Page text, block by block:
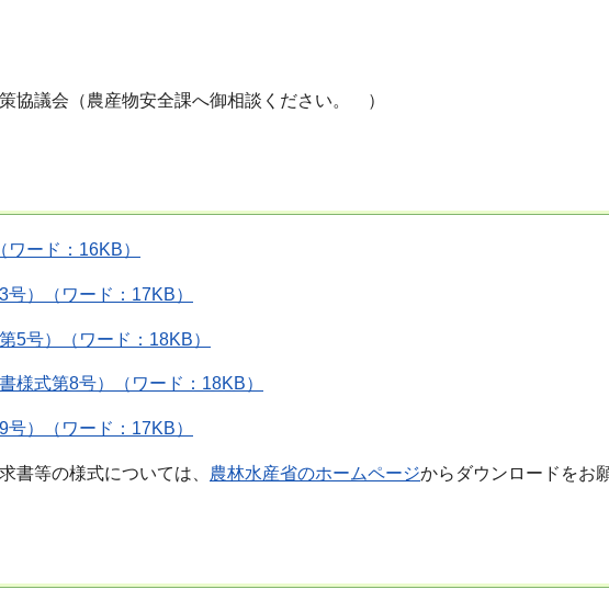
協議会（農産物安全課へ御相談ください。 ）
ード：16KB）
）（ワード：17KB）
5号）（ワード：18KB）
様式第8号）（ワード：18KB）
）（ワード：17KB）
書等の様式については、 農林水産省のホームページからダウンロードをお